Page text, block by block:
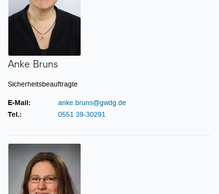
Anke Bruns
Sicherheitsbeauftragte
E-Mail:
anke.bruns@gwdg.de
Tel.:
0551 39-30291